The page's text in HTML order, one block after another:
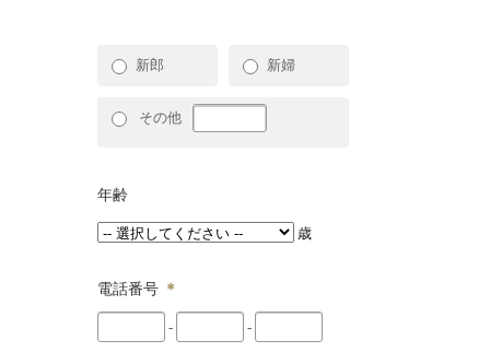
新郎 新婦
その他
年齢
歳
電話番号 ＊
- -